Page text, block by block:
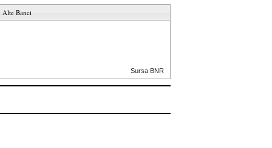
Alte Banci
Sursa BNR